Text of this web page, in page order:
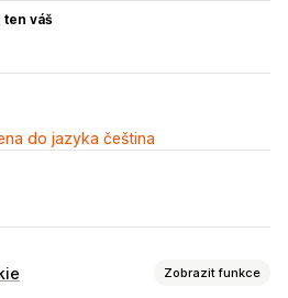
ten váš
do jazyka čeština
Zobrazit funkce